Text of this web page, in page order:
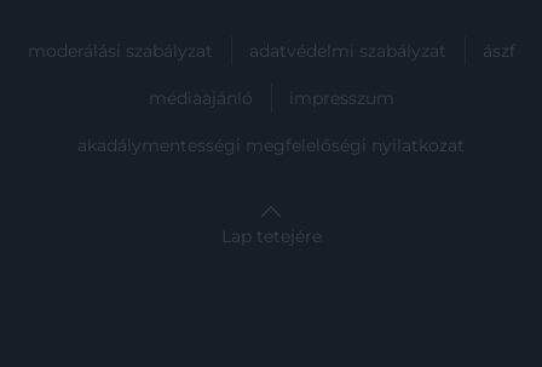
moderálási szabályzat adatvédelmi szabályzat ászf
médiaajánló impresszum
akadálymentességi megfelelőségi nyilatkozat
Lap tetejére